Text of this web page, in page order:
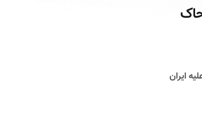
ایران